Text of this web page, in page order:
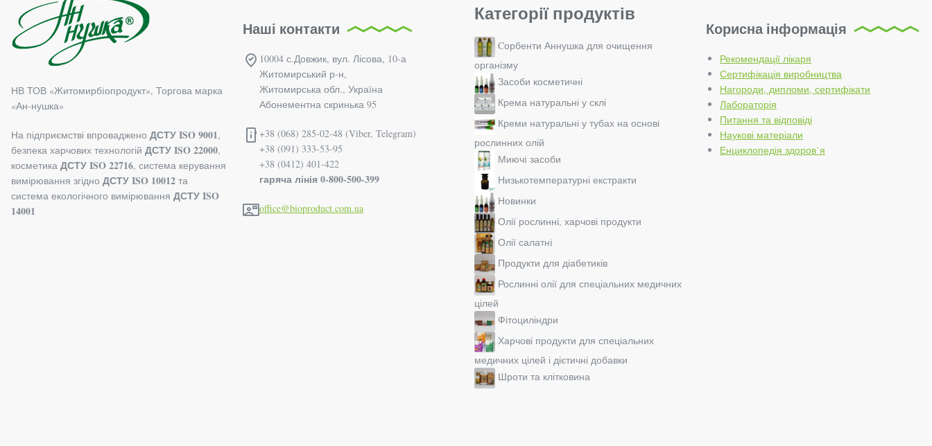
НВ ТОВ «Житомирбiопродукт», Торгова марка
«Ан-нушка»
На підприємстві впроваджено ДСТУ ISO 9001,
безпека харчових технологій ДСТУ ISO 22000,
косметика ДСТУ ISO 22716, система керування
вимірювання згідно ДСТУ ISO 10012 та
система екологічного вимірювання ДСТУ ISO
14001
Наші контакти
10004 с.Довжик, вул. Лісова, 10-а
Житомирський р-н,
Житомирська обл., Україна
Абонементна скринька 95
+38 (068) 285-02-48 (Viber, Telegram)
+38 (091) 333-53-95
+38 (0412) 401-422
гаряча лінія 0-800-500-399
office@bioproduct.com.ua
Категорії продуктів
Cорбенти Аннушка для очищення
організму
Засоби косметичні
Крема натуральні у склі
Креми натуральні у тубах на основі
рослинних олій
Миючi засоби
Низькотемпературні екстракти
Новинки
Олії рослинні, харчові продукти
Олії салатнi
Продукти для діабетиків
Рослинні олії для спеціальних медичних
цілей
Фітоциліндри
Харчові продукти для спеціальних
медичних цілей і дієтичні добавки
Шроти та клітковина
Корисна інформація
Рекомендації лікаря
Сертифікація виробництва
Нагороди, дипломи, сертифікати
Лабораторія
Питання та відповіді
Наукові матеріали
Енциклопедія здоров’я